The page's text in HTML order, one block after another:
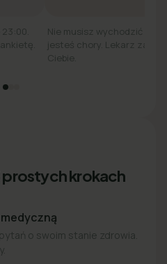
Nie musisz wychodzić z
jesteś chory. Lekarz
Ciebie.
prostych krokach
o swoim stanie zdrowia.